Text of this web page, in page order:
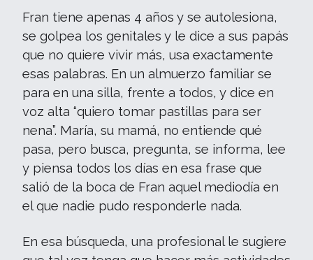
Fran tiene apenas 4 años y se autolesiona,
se golpea los genitales y le dice a sus papás
que no quiere vivir más, usa exactamente
esas palabras. En un almuerzo familiar se
para en una silla, frente a todos, y dice en
voz alta “quiero tomar pastillas para ser
nena”. María, su mamá, no entiende qué
pasa, pero busca, pregunta, se informa, lee
y piensa todos los días en esa frase que
salió de la boca de Fran aquel mediodía en
el que nadie pudo responderle nada.
En esa búsqueda, una profesional le sugiere